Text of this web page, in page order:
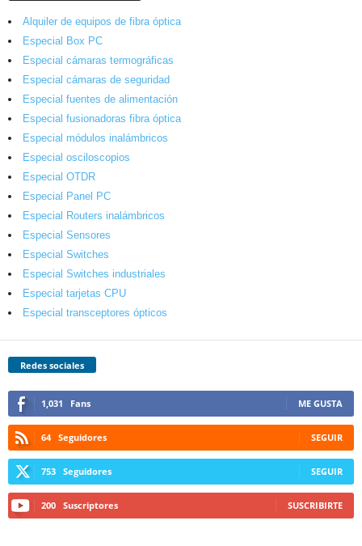
Alquiler de equipos de fibra óptica
Especial Box PC
Especial cámaras termográficas
Especial cámaras de seguridad
Especial fuentes de alimentación
Especial fusionadoras fibra óptica
Especial módulos inalámbricos
Especial osciloscopios
Especial OTDR
Especial Panel PC
Especial Routers inalámbricos
Especial Sensores
Especial Switches
Especial Switches industriales
Especial tarjetas CPU
Especial transceptores ópticos
Redes sociales
1,031 Fans ME GUSTA
64 Seguidores SEGUIR
753 Seguidores SEGUIR
200 Suscriptores SUSCRIBIRTE